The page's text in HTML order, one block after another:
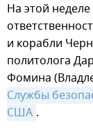
На этой
и корабли
политолога
Фомина
Службы
США .